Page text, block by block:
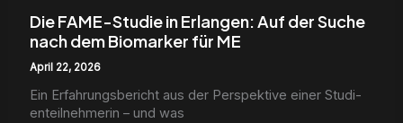
Die FAME-Studie in Erlangen: Auf der Suche
nach dem Biomarker für ME
April 22, 2026
Ein Erfahrungs­bericht aus der Per­spek­tive ein­er Stu­di­
en­teil­nehmerin – und was